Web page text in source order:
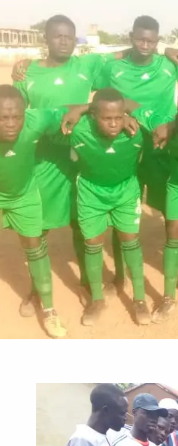
Le
sera
On